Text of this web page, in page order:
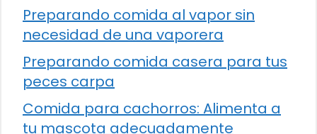
Preparando comida al vapor sin
necesidad de una vaporera
Preparando comida casera para tus
peces carpa
Comida para cachorros: Alimenta a
tu mascota adecuadamente